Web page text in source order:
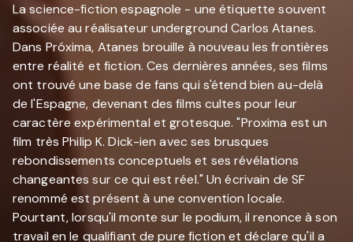
La science-fiction espagnole - une étiquette souvent
associée au réalisateur underground Carlos Atanes.
Dans Próxima, Atanes brouille à nouveau les frontières
entre réalité et fiction. Ces dernières années, ses films
ont trouvé une base de fans qui s'étend bien au-delà
de l'Espagne, devenant des films cultes pour leur
caractère expérimental et grotesque. "Proxima est un
film très Philip K. Dick-ien avec ses brusques
rebondissements conceptuels et ses révélations
changeantes sur ce qui est réel." Un écrivain de SF
renommé est présent à une convention locale.
Pourtant, lorsqu'il monte sur le podium, il renonce à son
travail en le qualifiant de pure fiction et déclare qu'il a